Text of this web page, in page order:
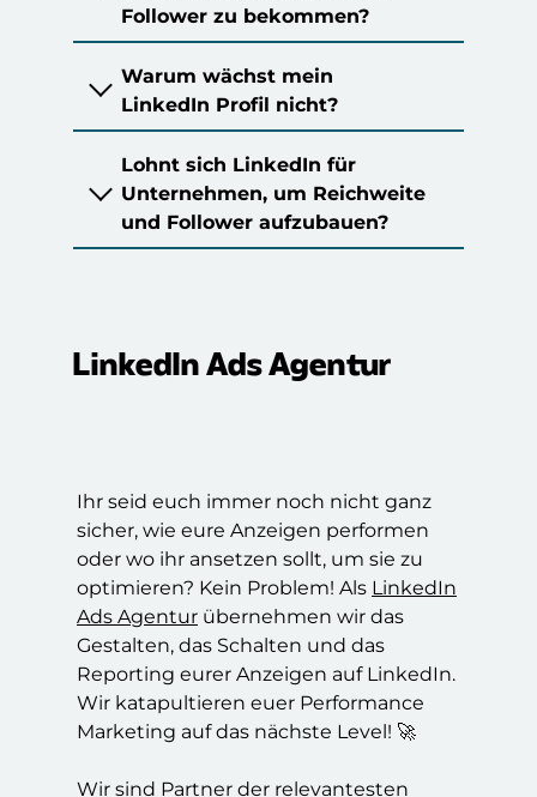
Follower zu bekommen?
Warum wächst mein
LinkedIn Profil nicht?
Lohnt sich LinkedIn für
Unternehmen, um Reichweite
und Follower aufzubauen?
LinkedIn Ads Agentur
Ihr seid euch immer noch nicht ganz
sicher, wie eure Anzeigen performen
oder wo ihr ansetzen sollt, um sie zu
optimieren? Kein Problem! Als LinkedIn
Ads Agentur übernehmen wir das
Gestalten, das Schalten und das
Reporting eurer Anzeigen auf LinkedIn.
Wir katapultieren euer Performance
Marketing auf das nächste Level! 🚀
Wir sind Partner der relevantesten